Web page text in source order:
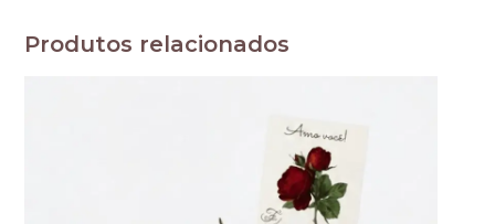
Produtos relacionados